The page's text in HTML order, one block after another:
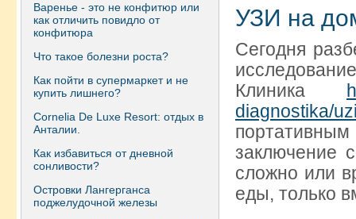
Варенье - это не конфитюр или
как отличить повидло от
конфитюра
Что такое болезни роста?
Как пойти в супермаркет и не
купить лишнего?
Сornelia De Luxe Resort: отдых в
Анталии.
Как избавиться от дневной
сонливости?
Островки Лангерганса
поджелудочной железы
УЗИ на
Сегодня
Клиника
diagnostika/
портативным
заключение
сложно или
еды, только